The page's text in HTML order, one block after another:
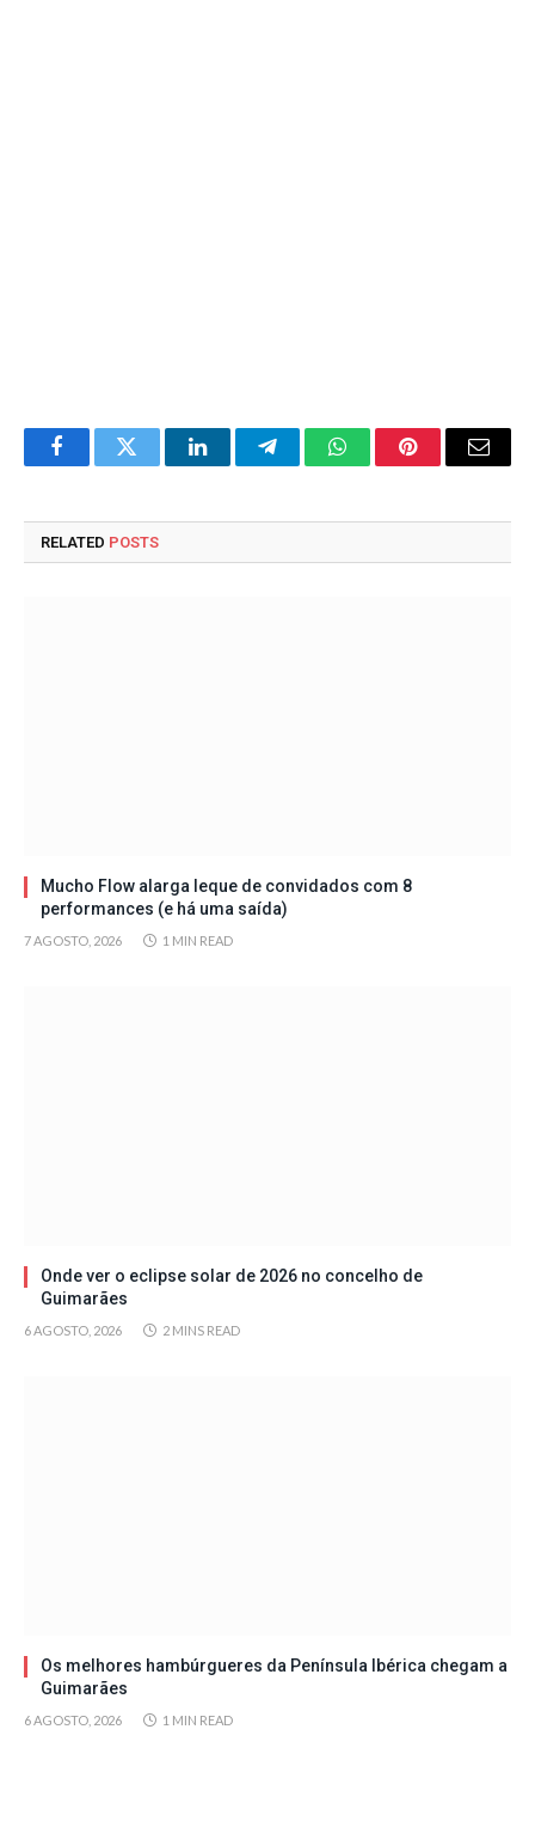
FacebookTwitter LinkedInTelegramWhatsAppPinterestEmail
RELATED POSTS
Mucho Flow alarga leque de convidados com 8
performances (e há uma saída)
7 AGOSTO, 2026 1 MIN READ
Onde ver o eclipse solar de 2026 no concelho de
Guimarães
6 AGOSTO, 2026 2 MINS READ
Os melhores hambúrgueres da Península Ibérica chegam a
Guimarães
6 AGOSTO, 2026 1 MIN READ